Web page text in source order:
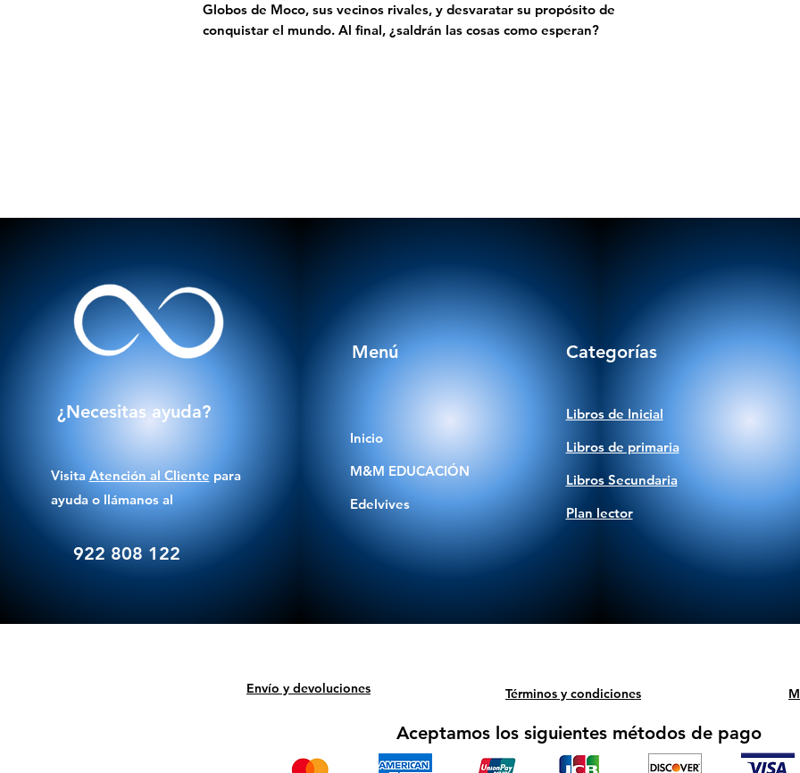
Globos de Moco, sus vecinos rivales, y desvaratar su propósito de
conquistar el mundo. Al final, ¿saldrán las cosas como esperan?
¿Necesitas ayuda?
Visita Atención al Cliente para
ayuda o llámanos al
922 808 122
Menú
Inicio
M&M EDUCACIÓN
Edelvives
Categorías
Libros de Inicial
Libros de primaria
Libros Secundaria
Plan lector
Envío y devoluciones Términos y condiciones
Aceptamos los siguientes métodos de pago